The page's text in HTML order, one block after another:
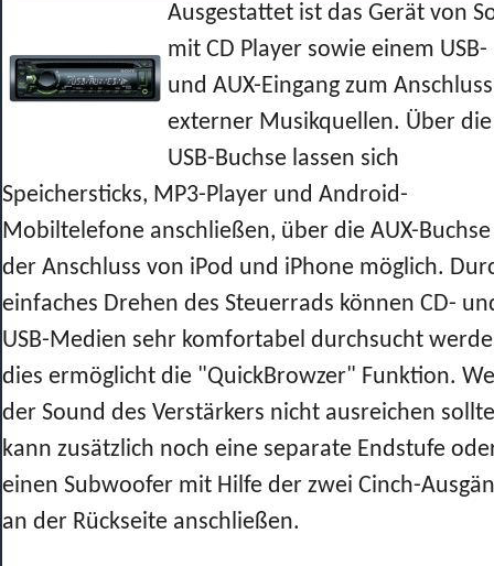
Ausgestattet ist das Gerät von
mit CD Player sowie einem USB-
und AUX-Eingang zum Anschluss
externer Musikquellen. Über die
USB-Buchse lassen sich
Speichersticks, MP3-Player und Android-
Mobiltelefone anschließen, über die AUX-
der Anschluss von iPod und iPhone möglich.
einfaches Drehen des Steuerrads können CD-
USB-Medien sehr komfortabel durchsucht
dies ermöglicht die "QuickBrowzer" Funktion.
der Sound des Verstärkers nicht ausreichen
kann zusätzlich noch eine separate Endstufe
einen Subwoofer mit Hilfe der zwei Cinch-
an der Rückseite anschließen.